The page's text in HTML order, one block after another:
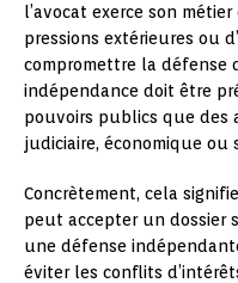
l’avocat exerce son
pressions extérieures ou
compromettre la défense
indépendance doit être
pouvoirs publics que des
judiciaire, économique ou
Concrètement, cela
peut accepter un dossier
une défense
éviter les conflits